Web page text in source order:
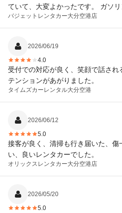
ていて、大変よかったです。 ガソ
で、返却時の給油も楽でよかったで
バジェットレンタカー大分空港店
2026/06/19
4.0
受付での対応が良く、笑顔で話さ
テンションがあがりました。
タイムズカーレンタル大分空港
2026/06/12
5.0
接客が良く、清掃も行き届いた、
い、良いレンタカーでした。
オリックスレンタカー大分空港店
2026/05/20
5.0